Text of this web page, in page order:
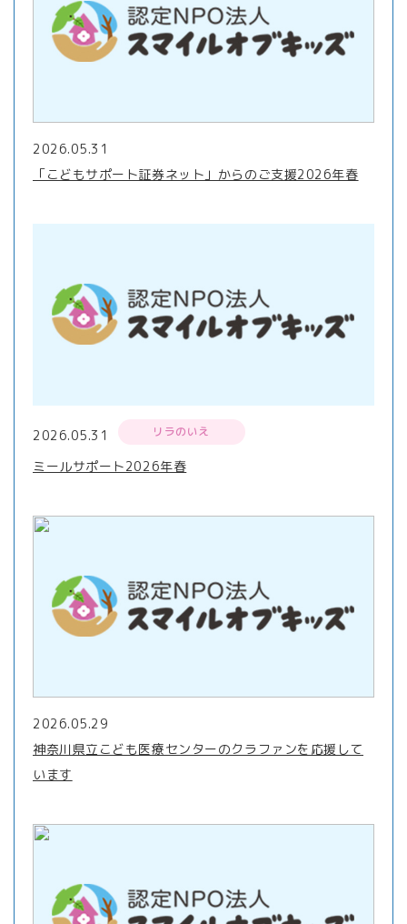
2026.05.31
「こどもサポート証券ネット」からのご支援2026年春
2026.05.31 リラのいえ
ミールサポート2026年春
2026.05.29
神奈川県立こども医療センターのクラファンを応援して
います